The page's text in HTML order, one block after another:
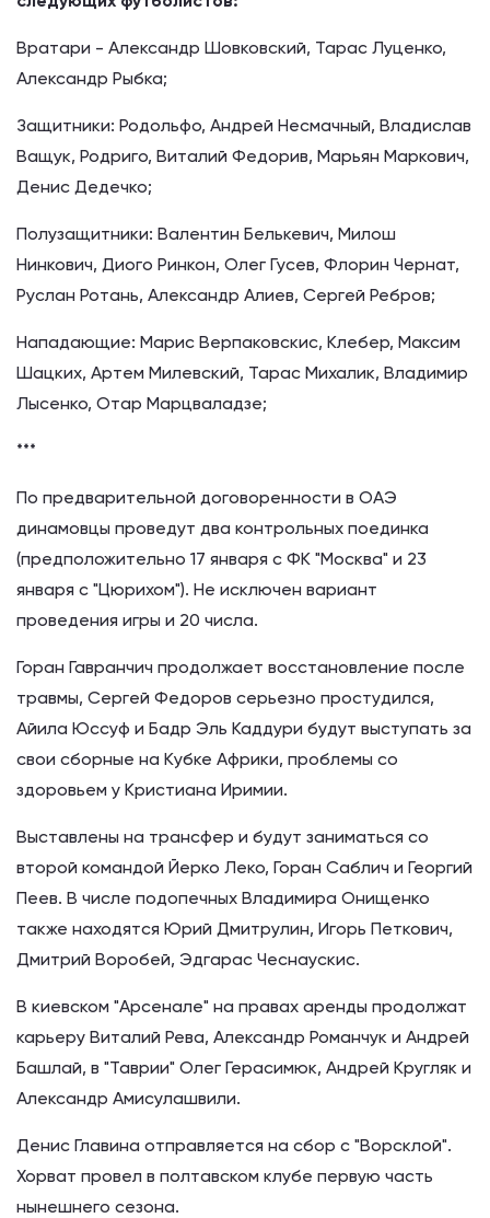
Вратари - Александр Шовковский, Тарас Луценко,
Александр Рыбка;
Защитники: Родольфо, Андрей Несмачный, Владислав
Ващук, Родриго, Виталий Федорив, Марьян Маркович,
Денис Дедечко;
Полузащитники: Валентин Белькевич, Милош
Нинкович, Диого Ринкон, Олег Гусев, Флорин Чернат,
Руслан Ротань, Александр Алиев, Сергей Ребров;
Нападающие: Марис Верпаковскис, Клебер, Максим
Шацких, Артем Милевский, Тарас Михалик, Владимир
Лысенко, Отар Марцваладзе;
***
По предварительной договоренности в ОАЭ
динамовцы проведут два контрольных поединка
(предположительно 17 января с ФК "Москва" и 23
января с "Цюрихом"). Не исключен вариант
проведения игры и 20 числа.
Горан Гавранчич продолжает восстановление после
травмы, Сергей Федоров серьезно простудился,
Айила Юссуф и Бадр Эль Каддури будут выступать за
свои сборные на Кубке Африки, проблемы со
здоровьем у Кристиана Иримии.
Выставлены на трансфер и будут заниматься со
второй командой Йерко Леко, Горан Саблич и Георгий
Пеев. В числе подопечных Владимира Онищенко
также находятся Юрий Дмитрулин, Игорь Петкович,
Дмитрий Воробей, Эдгарас Чеснаускис.
В киевском "Арсенале" на правах аренды продолжат
карьеру Виталий Рева, Александр Романчук и Андрей
Башлай, в "Таврии" Олег Герасимюк, Андрей Кругляк и
Александр Амисулашвили.
Денис Главина отправляется на сбор с "Ворсклой".
Хорват провел в полтавском клубе первую часть
нынешнего сезона.